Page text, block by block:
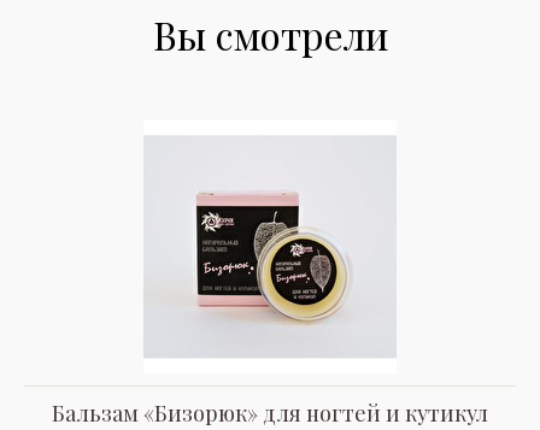
Вы смотрели
Бальзам «Бизорюк» для ногтей и кутикул